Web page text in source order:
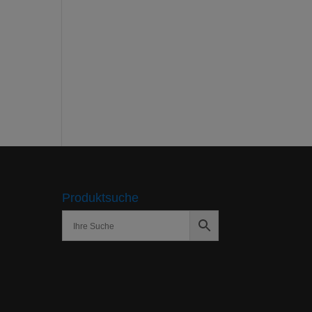
Produktsuche